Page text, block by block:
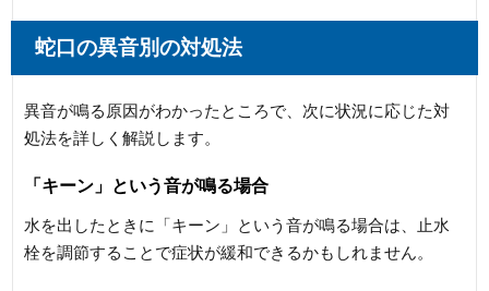
蛇口の異音別の対処法
異音が鳴る原因がわかったところで、次に状況に応じた対
処法を詳しく解説します。
「キーン」という音が鳴る場合
水を出したときに「キーン」という音が鳴る場合は、止水
栓を調節することで症状が緩和できるかもしれません。